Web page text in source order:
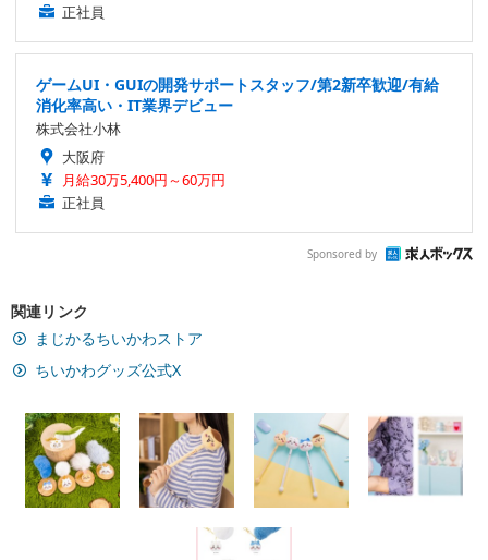
正社員
ゲームUI・GUIの開発サポートスタッフ/第2新卒歓迎/有給
消化率高い・IT業界デビュー
株式会社小林
大阪府
月給30万5,400円～60万円
正社員
Sponsored by
関連リンク
まじかるちいかわストア
ちいかわグッズ公式X